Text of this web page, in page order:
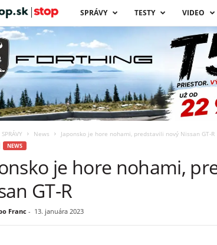
a
r
t
o
SPRÁVY TESTY VIDEO
SPRÁVY News Japonsko je hore nohami, predstavili nový Nissan GT-R
NEWS
je hore nohami,
GT-R
Franc- 13. januára 2023